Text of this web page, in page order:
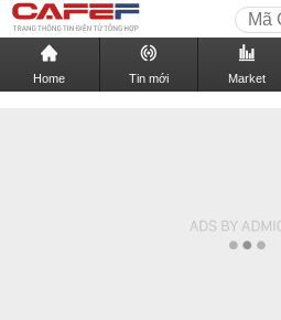
Home Tin mới Market